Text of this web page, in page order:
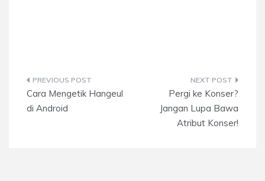
Navigasi
pos
Cara Mengetik Hangeul
di Android
Pergi ke Konser?
Jangan Lupa Bawa
Atribut Konser!